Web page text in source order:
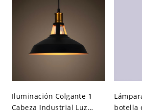
Iluminación Colgante 1
Cabeza Industrial Luz
botella